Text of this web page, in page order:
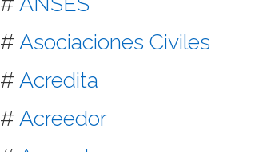
# Asociaciones Civiles
# Acredita
# Acreedor